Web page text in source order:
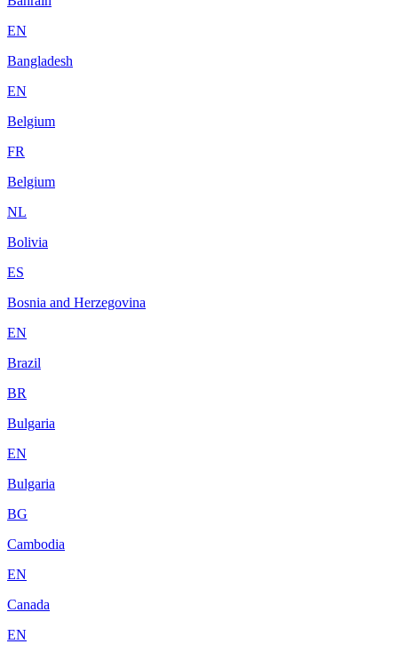
EN
Bangladesh
EN
Belgium
FR
Belgium
NL
Bolivia
ES
Bosnia and Herzegovina
EN
Brazil
BR
Bulgaria
EN
Bulgaria
BG
Cambodia
EN
Canada
EN